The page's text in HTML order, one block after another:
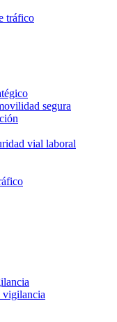
tráfico
segura
vial laboral
vigilancia